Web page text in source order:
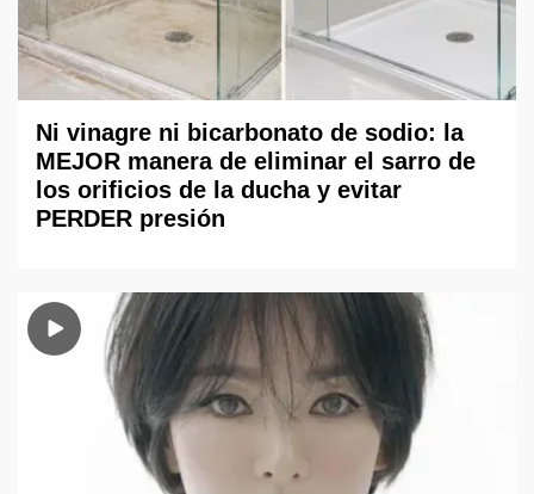
Ni vinagre ni bicarbonato de sodio: la
MEJOR manera de eliminar el sarro de
los orificios de la ducha y evitar
PERDER presión